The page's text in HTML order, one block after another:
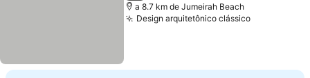
a 8.7 km de Jumeirah Beach
Design arquitetônico clássicoVer preços